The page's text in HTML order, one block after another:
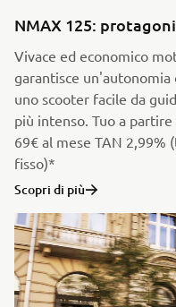
NMAX 125:
Vivace ed economico
garantisce un'autonomia
uno scooter facile da
più intenso. Tuo a
69€ al mese TAN 2,99%
fisso)*
Scopri di più